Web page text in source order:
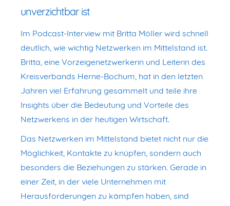
unverzichtbar ist
Im Podcast-Interview mit Britta Möller wird schnell
deutlich, wie wichtig Netzwerken im Mittelstand ist.
Britta, eine Vorzeigenetzwerkerin und Leiterin des
Kreisverbands Herne-Bochum, hat in den letzten
Jahren viel Erfahrung gesammelt und teile ihre
Insights über die Bedeutung und Vorteile des
Netzwerkens in der heutigen Wirtschaft.
Das Netzwerken im Mittelstand bietet nicht nur die
Möglichkeit, Kontakte zu knüpfen, sondern auch
besonders die Beziehungen zu stärken. Gerade in
einer Zeit, in der viele Unternehmen mit
Herausforderungen zu kämpfen haben, sind